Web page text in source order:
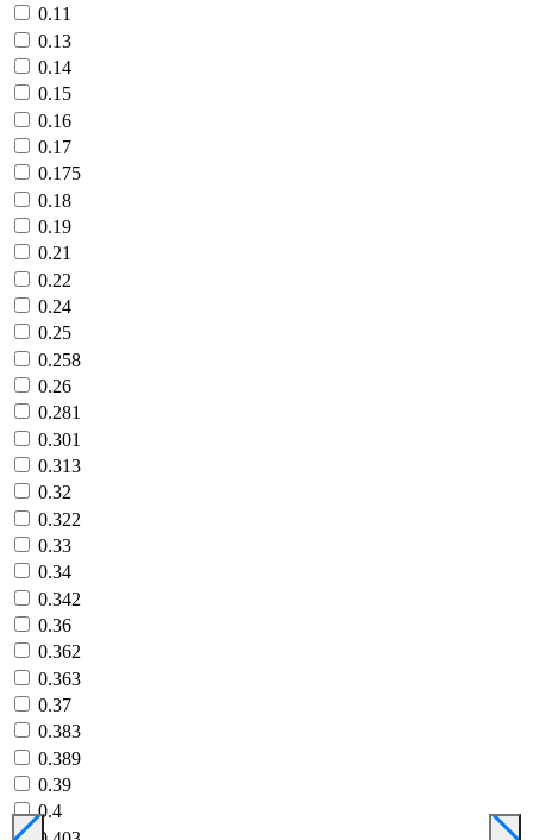
0.11
0.13
0.14
0.15
0.16
0.17
0.175
0.18
0.19
0.21
0.22
0.24
0.25
0.258
0.26
0.281
0.301
0.313
0.32
0.322
0.33
0.34
0.342
0.36
0.362
0.363
0.37
0.383
0.389
0.39
0.4